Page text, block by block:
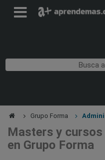
Grupo Forma
Masters y
en Grupo Forma